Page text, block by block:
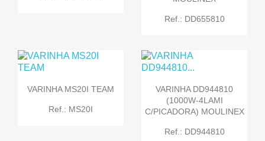
Ref.: DD655810
VARINHA MS20I TEAM
Ref.: MS20I
VARINHA DD944810
(1000W-4LAMI
C/PICADORA) MOULINEX
Ref.: DD944810